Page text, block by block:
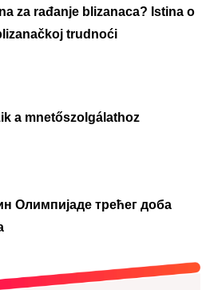
za rađanje blizanaca? Istina o
trudnoći
a mnetőszolgálathoz
Олимпијаде трећег доба